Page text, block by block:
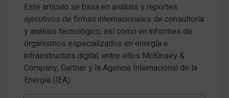
Este artículo se basa en análisis y reportes
ejecutivos de firmas internacionales de consultoría
y análisis tecnológico, así como en informes de
organismos especializados en energía e
infraestructura digital, entre ellos McKinsey &
Company, Gartner y la Agencia Internacional de la
Energía (IEA).